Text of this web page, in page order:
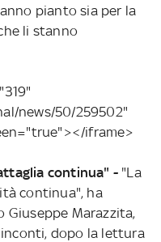
pianto sia per la
li stanno
news/50/259502"
iframe>
continua" -"La
continua", ha
Giuseppe Marazzita,
dopo la lettura